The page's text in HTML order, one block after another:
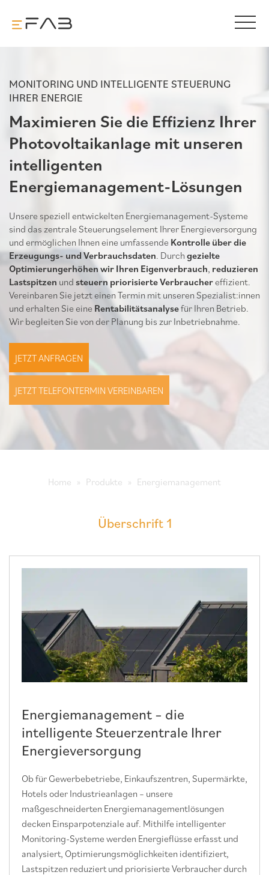
MONITORING UND INTELLIGENTE STEUERUNG
IHRER ENERGIE
Maximieren Sie die Effizienz Ihrer
Photovoltaikanlage mit unseren
intelligenten
Energiemanagement-Lösungen
Unsere speziell entwickelten Energiemanagement-Systeme
sind das zentrale Steuerungselement Ihrer Energieversorgung
und ermöglichen Ihnen eine umfassende Kontrolle über die
Erzeugungs- und Verbrauchsdaten. Durch gezielte
Optimierungerhöhen wir Ihren Eigenverbrauch, reduzieren
Lastspitzen und steuern priorisierte Verbrauchereffizient.
Vereinbaren Sie jetzt einen Termin mit unseren Spezialist:innen
und erhalten Sie eine Rentabilitätsanalysefür Ihren Betrieb.
Wir begleiten Sie von der Planung bis zur Inbetriebnahme.
JETZT ANFRAGEN
JETZT TELEFONTERMIN VEREINBAREN
Home Produkte Energiemanagement
Überschrift 1
Energiemanagement – die
intelligente Steuerzentrale Ihrer
Energieversorgung
Ob für Gewerbebetriebe, Einkaufszentren, Supermärkte,
Hotels oder Industrieanlagen – unsere
maßgeschneiderten Energiemanagementlösungen
decken Einsparpotenziale auf. Mithilfe intelligenter
Monitoring-Systeme werden Energieflüsse erfasst und
analysiert, Optimierungsmöglichkeiten identifiziert,
Lastspitzen reduziert und priorisierte Verbraucher durch